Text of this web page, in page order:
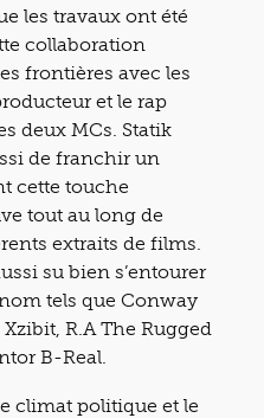
les travaux ont été
collaboration
frontières avec les
et le rap
deux MCs. Statik
de franchir un
cette touche
tout au long de
extraits de films.
su bien s’entourer
tels que Conway
R.A The Rugged
B-Real.
climat politique et le